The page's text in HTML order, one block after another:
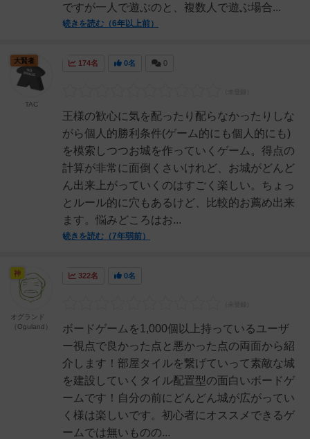
ですが一人で遊ぶのと、複数人で遊ぶ場合...
続きを読む（6年以上前）
174名 0名 0
王様の歓心に気を配ったり配らなかったりしな
がら個人的勝利条件(ゲーム的にも個人的にも)
を模索しつつお城を作っていくゲーム。得点の
計算が非常に面倒くさいけれど、お城がどんど
ん出来上がっていくのはすごく楽しい。ちょっ
とルール的に穴もあるけど、比較的お薦め出来
ます。悩みどころはお...
続きを読む（7年弱前）
大賢者
TAC
322名 0名
ボードゲームを1,000個以上持っているユーザ
ー視点で良かった点と悪かった点の両面から紹
介します！部屋タイルを繋げていって素敵な城
を建設していくタイル配置型の面白いボードゲ
ームです！自分の前にどんどん城が広がってい
く様は楽しいです。初心者にオススメできるゲ
ームでは無いものの...
神
オグランド
（Oguland）